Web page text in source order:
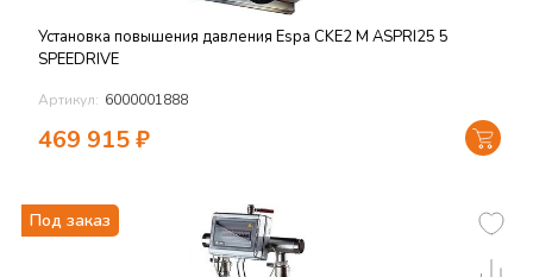
Установка повышения давления Espa CKE2 M ASPRI25 5
SPEEDRIVE
Артикул: 6000001888
469 915₽
Под заказ